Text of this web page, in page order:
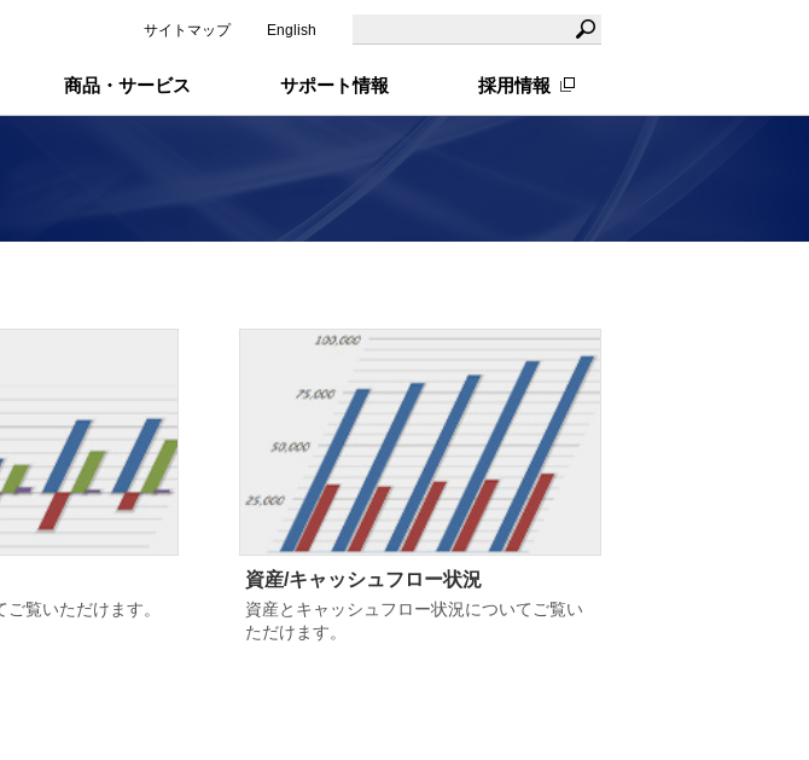
サイトマップ English
商品・サービス サポート情報 採用情報
覧いただけます。
資産/キャッシュフロー状況
資産とキャッシュフロー状況についてご覧い
ただけます。